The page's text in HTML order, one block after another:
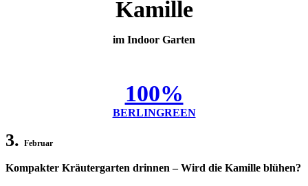
Kamille
im Indoor Garten
100%
BERLINGREEN
3. Februar
Kompakter Kräutergarten drinnen – Wird die Kamille blühen?